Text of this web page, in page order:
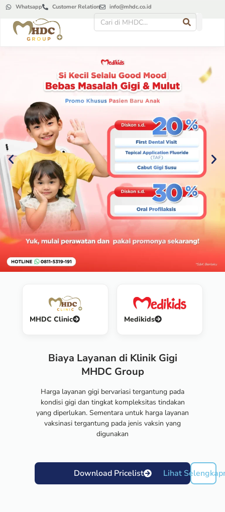
Whatsapp Customer Relation info@mhdc.co.id
MHDC Clinic Medikids
Biaya Layanan di Klinik Gigi
MHDC Group
Harga layanan gigi bervariasi tergantung pada
kondisi gigi dan tingkat kompleksitas tindakan
yang diperlukan. Sementara untuk harga layanan
vaksinasi tergantung pada jenis vaksin yang
digunakan
Download Pricelist Lihat